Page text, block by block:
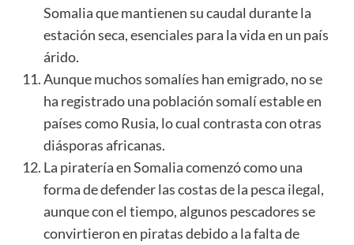
Somalia que mantienen su caudal durante la
estación seca, esenciales para la vida en un país
árido.
Aunque muchos somalíes han emigrado, no se
ha registrado una población somalí estable en
países como Rusia, lo cual contrasta con otras
diásporas africanas.
La piratería en Somalia comenzó como una
forma de defender las costas de la pesca ilegal,
aunque con el tiempo, algunos pescadores se
convirtieron en piratas debido a la falta de